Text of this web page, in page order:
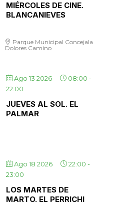
MIÉRCOLES DE CINE.
BLANCANIEVES
Parque Municipal Concejala
Dolores Camino
Ago 13 2026 08:00 -
22:00
JUEVES AL SOL. EL
PALMAR
Ago 18 2026 22:00 -
23:00
LOS MARTES DE
MARTO. EL PERRICHI